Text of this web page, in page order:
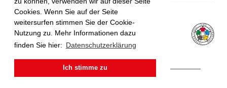
Cookies. Wenn Sie auf der Seite
weitersurfen stimmen Sie der Cookie-
Nutzung zu. Mehr Informationen dazu
finden Sie hier: Datenschutzerklärung
Ich stimme zu